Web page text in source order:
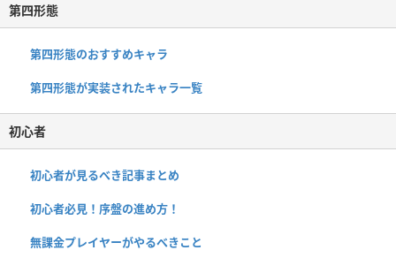
第四形態
第四形態のおすすめキャラ
第四形態が実装されたキャラ一覧
初心者
初心者が見るべき記事まとめ
初心者必見！序盤の進め方！
無課金プレイヤーがやるべきこと